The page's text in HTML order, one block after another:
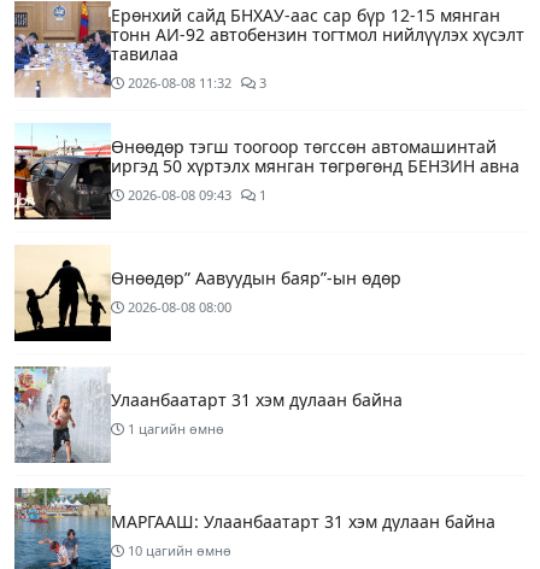
Ерөнхий сайд БНХАУ-аас сар бүр 12-15 мянган
тонн АИ-92 автобензин тогтмол нийлүүлэх хүсэлт
тавилаа
2026-08-08 11:32 3
Өнөөдөр тэгш тоогоор төгссөн автомашинтай
иргэд 50 хүртэлх мянган төгрөгөнд БЕНЗИН авна
2026-08-08 09:43 1
Өнөөдөр” Аавуудын баяр”-ын өдөр
2026-08-08 08:00
Улаанбаатарт 31 хэм дулаан байна
1 цагийн өмнө
МАРГААШ: Улаанбаатарт 31 хэм дулаан байна
10 цагийн өмнө